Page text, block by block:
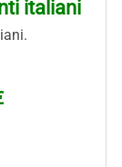
italiani